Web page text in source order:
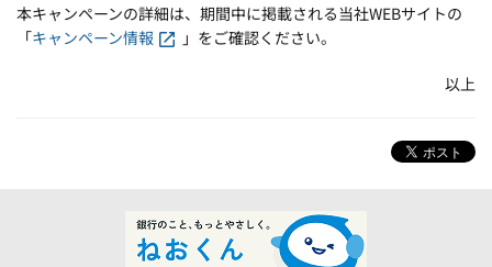
本キャンペーンの詳細は、期間中に掲載される当社WEBサイトの
「キャンペーン情報 」をご確認ください。
以上